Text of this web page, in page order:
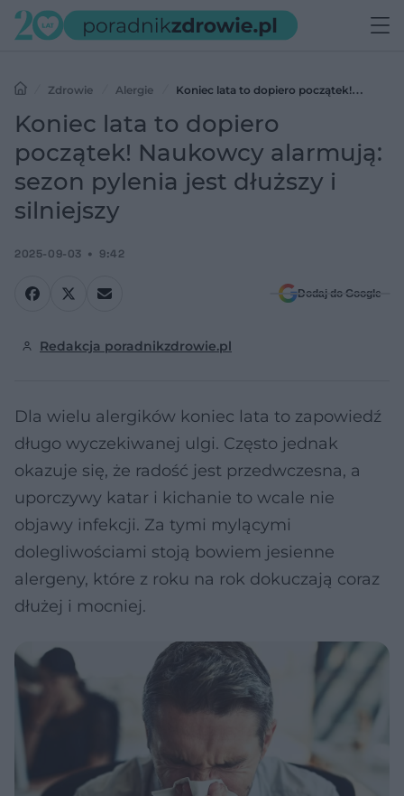
Zdrowie Alergie
Koniec lata to dopiero początek!
Naukowcy alarmują: sezon pylenia jest dłuższy i silniejszy
Koniec lata to dopiero
początek! Naukowcy alarmują:
sezon pylenia jest dłuższy i
silniejszy
2025-09-03 9:42
Dodaj do Google
Redakcja poradnikzdrowie.pl
Dla wielu alergików koniec lata to zapowiedź
długo wyczekiwanej ulgi. Często jednak
okazuje się, że radość jest przedwczesna, a
uporczywy katar i kichanie to wcale nie
objawy infekcji. Za tymi mylącymi
dolegliwościami stoją bowiem jesienne
alergeny, które z roku na rok dokuczają coraz
dłużej i mocniej.